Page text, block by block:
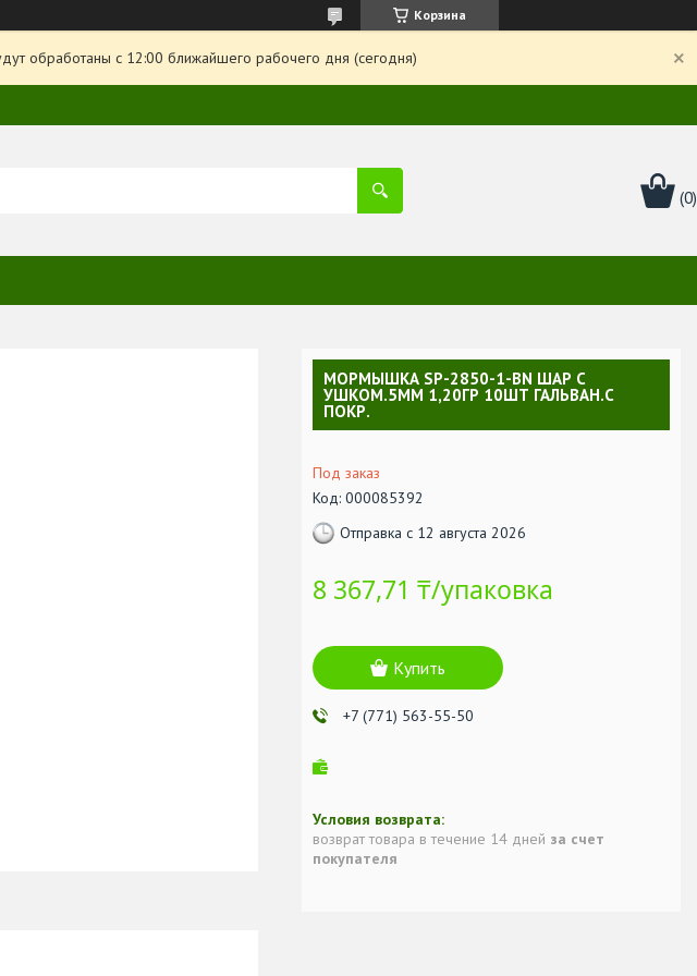
Корзина
обработаны с 12:00 ближайшего рабочего дня (сегодня)
МОРМЫШКА SP-2850-1-BN ШАР С
УШКОМ.5ММ 1,20ГР 10ШТ ГАЛЬВАН.С
ПОКР.
Под заказ
Код: 000085392
Отправка с 12 августа 2026
8 367,71 ₸/упаковка
Купить
+7 (771) 563-55-50
возврат товара в течение 14 дней за счет
покупателя